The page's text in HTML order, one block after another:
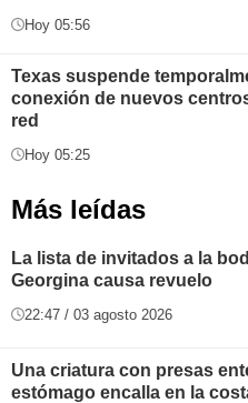
Hoy 05:56
Texas suspende
conexión de nuevos
red
Hoy 05:25
Más leídas
La lista de invitados a la
Georgina causa revuelo
22:47 / 03 agosto 2026
Una criatura con presas
estómago encalla en la